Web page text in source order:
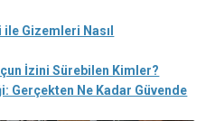
Gizemleri Nasıl
İzini Sürebilen Kimler?
Gerçekten Ne Kadar Güvende